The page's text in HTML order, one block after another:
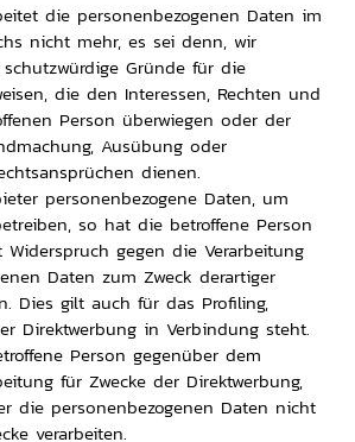
die personenbezogenen Daten im
nicht mehr, es sei denn, wir
Gründe für die
die den Interessen, Rechten und
Person überwiegen oder der
Ausübung oder
dienen.
personenbezogene Daten, um
so hat die betroffene Person
Widerspruch gegen die Verarbeitung
Daten zum Zweck derartiger
Dies gilt auch für das Profiling,
Direktwerbung in Verbindung steht.
Person gegenüber dem
für Zwecke der Direktwerbung,
die personenbezogenen Daten nicht
verarbeiten.